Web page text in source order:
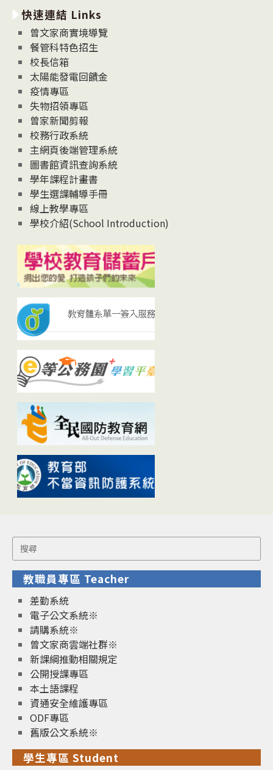
消
息
News
快速連結 Links
曾文家商實境導覽
餐管科特色招生
校長信箱
太陽能發電回饋金
疫情專區
失物招領專區
曾家新聞剪報
校務行政系統
主網頁後端管理系統
圖書館資訊查詢系統
學年課程計畫書
學生選課輔導手冊
線上教學專區
學校介紹(School Introduction)
Search
for:
教職員專區 Teacher
差勤系統
電子公文系統※
請購系統※
曾文家商雲端社群※
新課綱推動相關規定
公開授課專區
本土語課程
資通安全維護專區
ODF專區
舊版公文系統※
學生專區 Student